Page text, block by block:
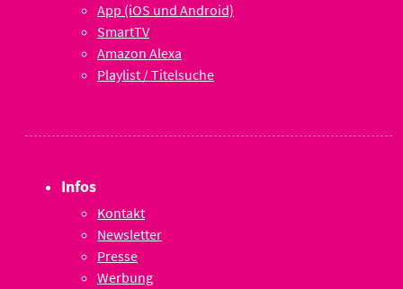
App (iOS und Android)
SmartTV
Amazon Alexa
Playlist / Titelsuche
Infos
Kontakt
Newsletter
Presse
Werbung